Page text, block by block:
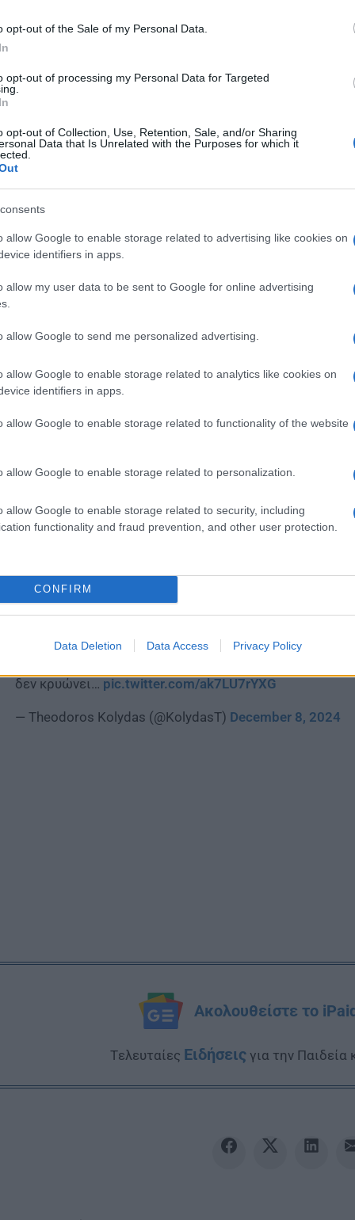
opt-out of the Sale of my Personal Data.
opt-out of processing my Personal Data for Targeted
opt-out of Collection, Use, Retention, Sale, and/or Sharing
Data that Is Unrelated with the Purposes for which it
allow Google to enable storage related to advertising like cookies on
identifiers in apps.
allow my user data to be sent to Google for online advertising
allow Google to send me personalized advertising.
allow Google to enable storage related to analytics like cookies on
identifiers in apps.
allow Google to enable storage related to functionality of the website
allow Google to enable storage related to personalization.
allow Google to enable storage related to security, including
functionality and fraud prevention, and other user protection.
CONFIRM
Data Deletion Data Access Privacy Policy
χιόνια πριν τα Χριστούγεννα;
Γιαννόπουλος της ΕΡΤ τονίζει ότι δεν
με το ήπιο κλίμα να συνεχίζεται μέχρι τις
ο διευθυντής της ΕΜΥ, Θοδωρής Κολυδάς αναφέρει
θα παραμείνουν κοντά στις κανονικές τιμές για
φαίνεται ότι η περίοδος των Χριστουγέννων θα
και χιονοπτώσεων στα ορεινά, αλλά χωρίς
JET STREAM & 500hPa-SFC -O ΧΑΡΤΗΣ
✅Στους χάρτες των αεροχειμάρρων και 500hPa-
μήνα διατηρείται η ζωνική κυκλοφορία (κίνηση κατά
δεν κρυώνει… pic.twitter.com/ak7LU7rYXG
— Theodoros Kolydas (@KolydasT) December 8, 2024
Ακολουθείστε το
Tελευταίες Ειδήσεις για την Παιδεία